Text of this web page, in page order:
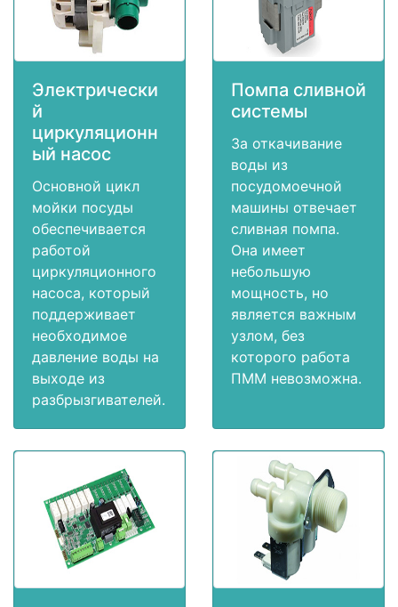
Электрически
й
циркуляционн
ый насос
Основной цикл
мойки посуды
обеспечивается
работой
циркуляционного
насоса, который
поддерживает
необходимое
давление воды на
выходе из
разбрызгивателей.
Помпа сливной
системы
За откачивание
воды из
посудомоечной
машины отвечает
сливная помпа.
Она имеет
небольшую
мощность, но
является важным
узлом, без
которого работа
ПММ невозможна.